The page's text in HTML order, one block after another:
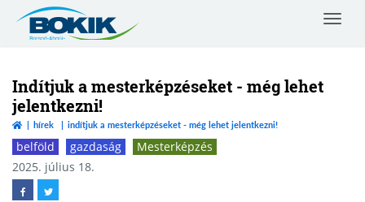
Zemplén
Vármegyei
Kereskedelmi
és
Iparkamara
Toggle
Indítjuk a mesterképzéseket - még lehet
jelentkezni!
hírek indítjuk a mesterképzéseket - még lehet jelentkezni!
belföld gazdaság
Mesterképzés
2025. július 18.